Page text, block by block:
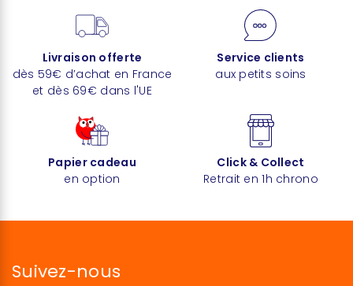
Livraison offerte
dès 59€ d’achat en France
et dès 69€ dans l'UE
Service clients
aux petits soins
Papier cadeau
en option
Click & Collect
Retrait en 1h chrono
Suivez-nous